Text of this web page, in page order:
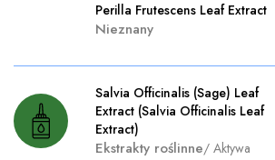
Perilla Frutescens Leaf Extract
Nieznany
Salvia Officinalis (Sage) Leaf
Extract (Salvia Officinalis Leaf
Extract)
Ekstrakty roślinne/ Aktywa